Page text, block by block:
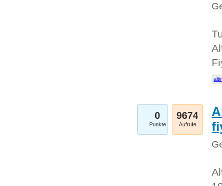
0
Punkte
9674
Aufrufe